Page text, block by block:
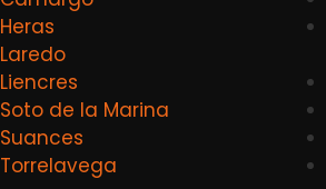
Heras
Laredo
Liencres
Soto de la Marina
Suances
Torrelavega